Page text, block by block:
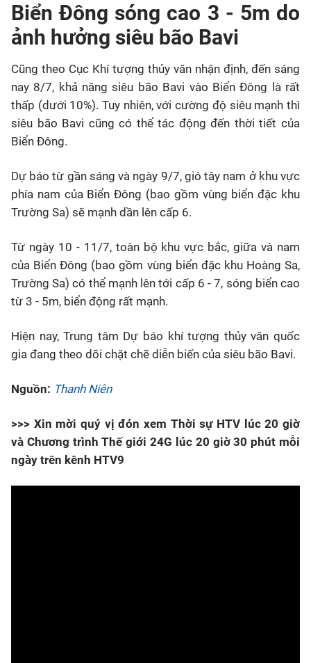
Biển Đông sóng cao 3 - 5m do
ảnh hưởng siêu bão Bavi
Cũng theo Cục Khí tượng thủy văn nhận định, đến sáng
nay 8/7, khả năng siêu bão Bavi vào Biển Đông là rất
thấp (dưới 10%). Tuy nhiên, với cường độ siêu mạnh thì
siêu bão Bavi cũng có thể tác động đến thời tiết của
Biển Đông.
Dự báo từ gần sáng và ngày 9/7, gió tây nam ở khu vực
phía nam của Biển Đông (bao gồm vùng biển đặc khu
Trường Sa) sẽ mạnh dần lên cấp 6.
Từ ngày 10 - 11/7, toàn bộ khu vực bắc, giữa và nam
của Biển Đông (bao gồm vùng biển đặc khu Hoàng Sa,
Trường Sa) có thể mạnh lên tới cấp 6 - 7, sóng biển cao
từ 3 - 5m, biển động rất mạnh.
Hiện nay, Trung tâm Dự báo khí tượng thủy văn quốc
gia đang theo dõi chặt chẽ diễn biến của siêu bão Bavi.
Nguồn: Thanh Niên
>>> Xin mời quý vị đón xem Thời sự HTV lúc 20 giờ
và Chương trình Thế giới 24G lúc 20 giờ 30 phút mỗi
ngày trên kênh HTV9